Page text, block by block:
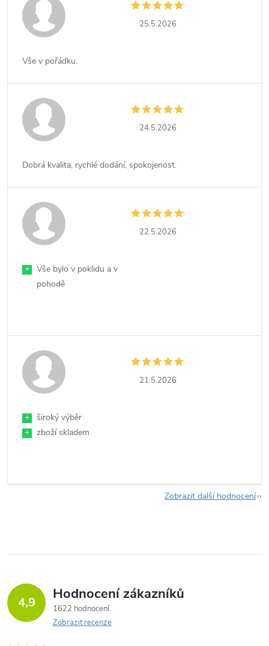
25.5.2026
Vše v pořádku.
24.5.2026
Dobrá kvalita, rychlé dodání, spokojenost.
22.5.2026
+
Vše bylo v poklidu a v
pohodě
21.5.2026
+
široký výběr
+
zboží skladem
Zobrazit další hodnocení
4,9 Hodnocení zákazníků
1622 hodnocení
Zobrazit recenze